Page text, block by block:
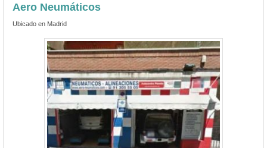
Aero Neumáticos
Ubicado en Madrid